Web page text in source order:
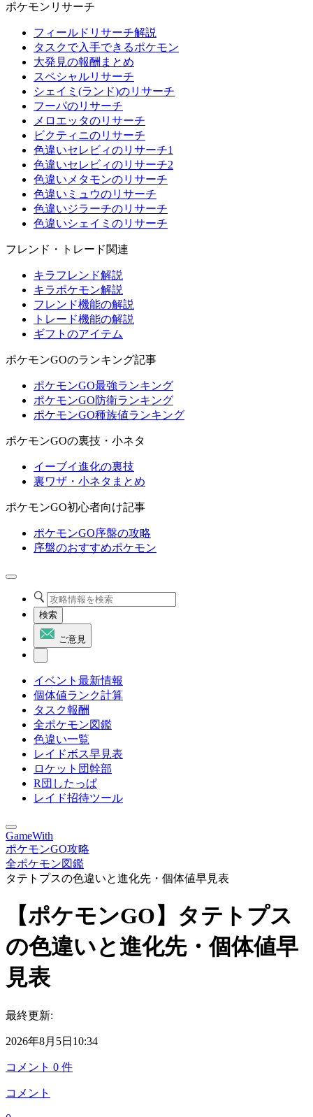
ポケモンリサーチ
フィールドリサーチ解説
タスクで入手できるポケモン
大発見の報酬まとめ
スペシャルリサーチ
シェイミ(ランド)のリサーチ
フーパのリサーチ
メロエッタのリサーチ
ビクティニのリサーチ
色違いセレビィのリサーチ1
色違いセレビィのリサーチ2
色違いメタモンのリサーチ
色違いミュウのリサーチ
色違いジラーチのリサーチ
色違いシェイミのリサーチ
フレンド・トレード関連
キラフレンド解説
キラポケモン解説
フレンド機能の解説
トレード機能の解説
ギフトのアイテム
ポケモンGOのランキング記事
ポケモンGO最強ランキング
ポケモンGO防衛ランキング
ポケモンGO種族値ランキング
ポケモンGOの裏技・小ネタ
イーブイ進化の裏技
裏ワザ・小ネタまとめ
ポケモンGO初心者向け記事
ポケモンGO序盤の攻略
序盤のおすすめポケモン
検索
ご意見
イベント最新情報
個体値ランク計算
タスク報酬
全ポケモン図鑑
色違い一覧
レイドボス早見表
ロケット団幹部
R団したっぱ
レイド招待ツール
GameWith
ポケモンGO攻略
全ポケモン図鑑
タテトプスの色違いと進化先・個体値早見表
【ポケモンGO】タテトプス
の色違いと進化先・個体値早
見表
最終更新:
2026年8月5日10:34
コメント 0 件
コメント